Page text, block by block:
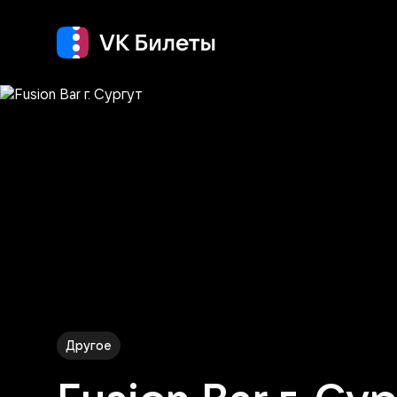
Другое